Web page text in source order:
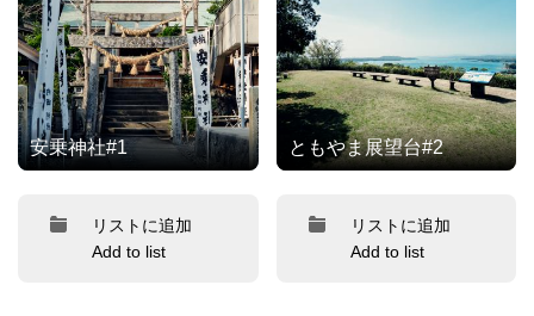
安乗神社#1
リストに追加
Add to list
ともやま展望台#2
リストに追加
Add to list